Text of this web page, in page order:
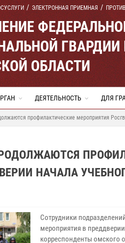
ЭЛЕКТРОННАЯ ПРИЕМНАЯ
ОБЛАСТИ
ДЕЯТЕЛЬНОСТЬ ДЛЯ
профилактические мероприятия
НАЧАЛА
Сотрудники
мероприятия в
корреспонденты омского